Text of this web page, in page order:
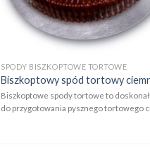
SPODY BISZKOPTOWE TORTOWE
Biszkoptowy spód tortowy
Biszkoptowe spody tortowe to
do przygotowania pysznego tortowego